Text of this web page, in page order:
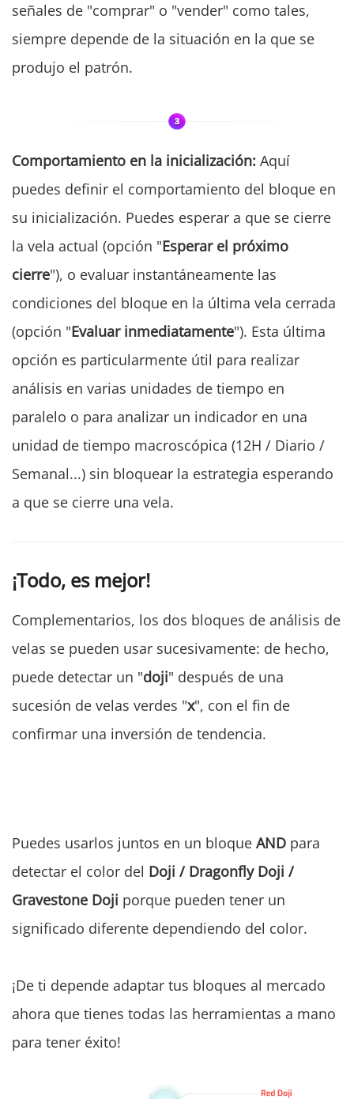
señales de "comprar" o "vender" como tales,
siempre depende de la situación en la que se
produjo el patrón.
Comportamiento en la inicialización: Aquí
puedes definir el comportamiento del bloque en
su inicialización. Puedes esperar a que se cierre
la vela actual (opción "Esperar el próximo
cierre"), o evaluar instantáneamente las
condiciones del bloque en la última vela cerrada
(opción "Evaluar inmediatamente"). Esta última
opción es particularmente útil para realizar
análisis en varias unidades de tiempo en
paralelo o para analizar un indicador en una
unidad de tiempo macroscópica (12H / Diario /
Semanal...) sin bloquear la estrategia esperando
a que se cierre una vela.
¡Todo, es mejor!
Complementarios, los dos bloques de análisis de
velas se pueden usar sucesivamente: de hecho,
puede detectar un "doji" después de una
sucesión de velas verdes "x", con el fin de
confirmar una inversión de tendencia.
Puedes usarlos juntos en un bloque AND para
detectar el color del Doji / Dragonfly Doji /
Gravestone Doji porque pueden tener un
significado diferente dependiendo del color.
¡De ti depende adaptar tus bloques al mercado
ahora que tienes todas las herramientas a mano
para tener éxito!